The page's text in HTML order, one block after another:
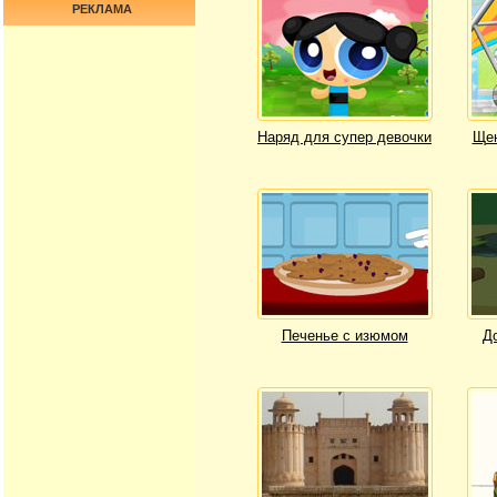
Наряд для супер девочки
Печенье с изюмом
РЕКЛАМА